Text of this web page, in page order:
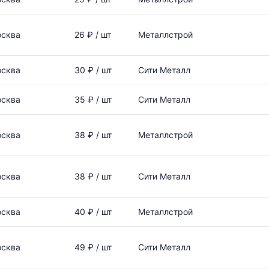
26 ₽ / шт Металлстрой
30 ₽ / шт Сити Металл
35 ₽ / шт Сити Металл
38 ₽ / шт Металлстрой
38 ₽ / шт Сити Металл
40 ₽ / шт Металлстрой
49 ₽ / шт Сити Металл